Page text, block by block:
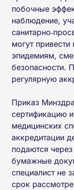
побочные
наблюдение,
могут
эпидемиям,
безопасности.
регулярную
Приказ
сертификацию
медицинских
аккредитации
подаются
бумажные
специалист не
срок